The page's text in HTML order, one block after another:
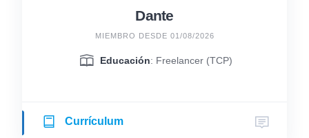
Dante
MIEMBRO DESDE 01/08/2026
Educación: Freelancer (TCP)
Currículum